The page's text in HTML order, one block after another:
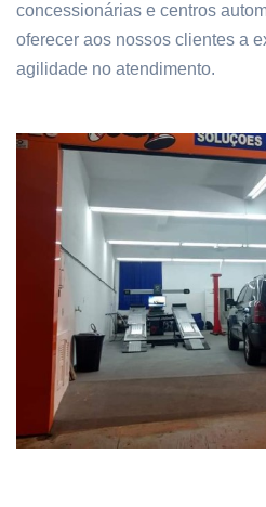
concessionárias e centros
oferecer aos nossos clientes a
agilidade no atendimento.